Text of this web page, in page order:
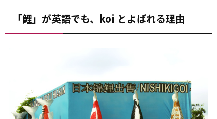
「鯉」が英語でも、koi とよばれる理由